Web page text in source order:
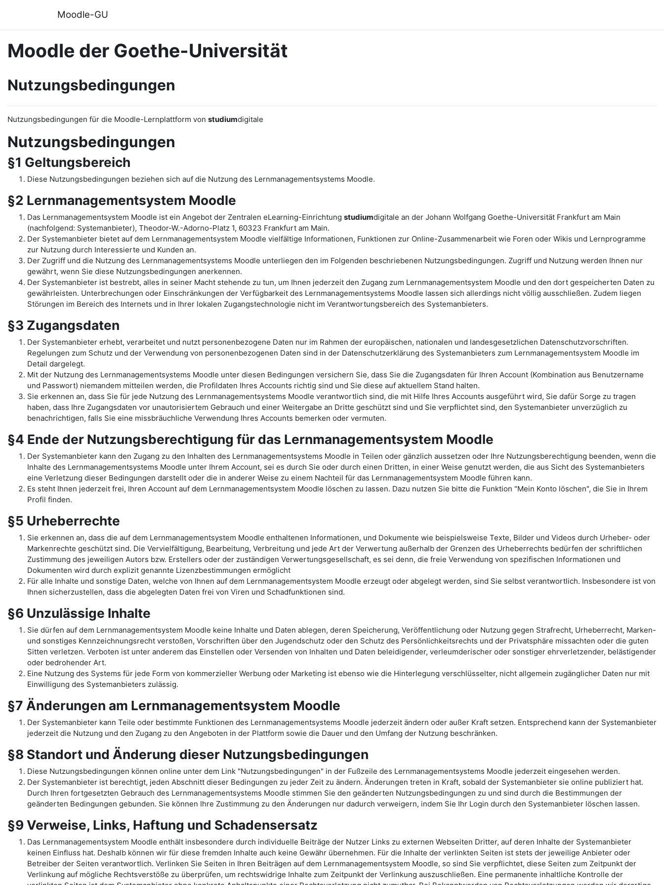
Moodle-GU
Moodle der Goethe-Universität
Nutzungsbedingungen
Nutzungsbedingungen für die Moodle-Lernplattform von studiumdigitale
Nutzungsbedingungen
§1 Geltungsbereich
Diese Nutzungsbedingungen beziehen sich auf die Nutzung des Lernmanagementsystems Moodle.
§2 Lernmanagementsystem Moodle
Das Lernmanagementsystem Moodle ist ein Angebot der Zentralen eLearning-Einrichtung studiumdigitale an der Johann Wolfgang Goethe-Universität Frankfurt am Main
(nachfolgend: Systemanbieter), Theodor-W.-Adorno-Platz 1, 60323 Frankfurt am Main.
Der Systemanbieter bietet auf dem Lernmanagementsystem Moodle vielfältige Informationen, Funktionen zur Online-Zusammenarbeit wie Foren oder Wikis und Lernprogramme
zur Nutzung durch Interessierte und Kunden an.
Der Zugriff und die Nutzung des Lernmanagementsystems Moodle unterliegen den im Folgenden beschriebenen Nutzungsbedingungen. Zugriff und Nutzung werden Ihnen nur
gewährt, wenn Sie diese Nutzungsbedingungen anerkennen.
Der Systemanbieter ist bestrebt, alles in seiner Macht stehende zu tun, um Ihnen jederzeit den Zugang zum Lernmanagementsystem Moodle und den dort gespeicherten Daten zu
gewährleisten. Unterbrechungen oder Einschränkungen der Verfügbarkeit des Lernmanagementsystems Moodle lassen sich allerdings nicht völlig ausschließen. Zudem liegen
Störungen im Bereich des Internets und in Ihrer lokalen Zugangstechnologie nicht im Verantwortungsbereich des Systemanbieters.
§3 Zugangsdaten
Der Systemanbieter erhebt, verarbeitet und nutzt personenbezogene Daten nur im Rahmen der europäischen, nationalen und landesgesetzlichen Datenschutzvorschriften.
Regelungen zum Schutz und der Verwendung von personenbezogenen Daten sind in der Datenschutzerklärung des Systemanbieters zum Lernmanagementsystem Moodle im
Detail dargelegt.
Mit der Nutzung des Lernmanagementsystems Moodle unter diesen Bedingungen versichern Sie, dass Sie die Zugangsdaten für Ihren Account (Kombination aus Benutzername
und Passwort) niemandem mitteilen werden, die Profildaten Ihres Accounts richtig sind und Sie diese auf aktuellem Stand halten.
Sie erkennen an, dass Sie für jede Nutzung des Lernmanagementsystems Moodle verantwortlich sind, die mit Hilfe Ihres Accounts ausgeführt wird, Sie dafür Sorge zu tragen
haben, dass Ihre Zugangsdaten vor unautorisiertem Gebrauch und einer Weitergabe an Dritte geschützt sind und Sie verpflichtet sind, den Systemanbieter unverzüglich zu
benachrichtigen, falls Sie eine missbräuchliche Verwendung Ihres Accounts bemerken oder vermuten.
§4 Ende der Nutzungsberechtigung für das Lernmanagementsystem Moodle
Der Systemanbieter kann den Zugang zu den Inhalten des Lernmanagementsystems Moodle in Teilen oder gänzlich aussetzen oder Ihre Nutzungsberechtigung beenden, wenn die
Inhalte des Lernmanagementsystems Moodle unter Ihrem Account, sei es durch Sie oder durch einen Dritten, in einer Weise genutzt werden, die aus Sicht des Systemanbieters
eine Verletzung dieser Bedingungen darstellt oder die in anderer Weise zu einem Nachteil für das Lernmanagementsystem Moodle führen kann.
Es steht Ihnen jederzeit frei, Ihren Account auf dem Lernmanagementsystem Moodle löschen zu lassen. Dazu nutzen Sie bitte die Funktion "Mein Konto löschen", die Sie in Ihrem
Profil finden.
§5 Urheberrechte
Sie erkennen an, dass die auf dem Lernmanagementsystem Moodle enthaltenen Informationen, und Dokumente wie beispielsweise Texte, Bilder und Videos durch Urheber- oder
Markenrechte geschützt sind. Die Vervielfältigung, Bearbeitung, Verbreitung und jede Art der Verwertung außerhalb der Grenzen des Urheberrechts bedürfen der schriftlichen
Zustimmung des jeweiligen Autors bzw. Erstellers oder der zuständigen Verwertungsgesellschaft, es sei denn, die freie Verwendung von spezifischen Informationen und
Dokumenten wird durch explizit genannte Lizenzbestimmungen ermöglicht
Für alle Inhalte und sonstige Daten, welche von Ihnen auf dem Lernmanagementsystem Moodle erzeugt oder abgelegt werden, sind Sie selbst verantwortlich. Insbesondere ist von
Ihnen sicherzustellen, dass die abgelegten Daten frei von Viren und Schadfunktionen sind.
§6 Unzulässige Inhalte
Sie dürfen auf dem Lernmanagementsystem Moodle keine Inhalte und Daten ablegen, deren Speicherung, Veröffentlichung oder Nutzung gegen Strafrecht, Urheberrecht, Marken-
und sonstiges Kennzeichnungsrecht verstoßen, Vorschriften über den Jugendschutz oder den Schutz des Persönlichkeitsrechts und der Privatsphäre missachten oder die guten
Sitten verletzen. Verboten ist unter anderem das Einstellen oder Versenden von Inhalten und Daten beleidigender, verleumderischer oder sonstiger ehrverletzender, belästigender
oder bedrohender Art.
Eine Nutzung des Systems für jede Form von kommerzieller Werbung oder Marketing ist ebenso wie die Hinterlegung verschlüsselter, nicht allgemein zugänglicher Daten nur mit
Einwilligung des Systemanbieters zulässig.
§7 Änderungen am Lernmanagementsystem Moodle
Der Systemanbieter kann Teile oder bestimmte Funktionen des Lernmanagementsystems Moodle jederzeit ändern oder außer Kraft setzen. Entsprechend kann der Systemanbieter
jederzeit die Nutzung und den Zugang zu den Angeboten in der Plattform sowie die Dauer und den Umfang der Nutzung beschränken.
§8 Standort und Änderung dieser Nutzungsbedingungen
Diese Nutzungsbedingungen können online unter dem Link "Nutzungsbedingungen" in der Fußzeile des Lernmanagementsystems Moodle jederzeit eingesehen werden.
Der Systemanbieter ist berechtigt, jeden Abschnitt dieser Bedingungen zu jeder Zeit zu ändern. Änderungen treten in Kraft, sobald der Systemanbieter sie online publiziert hat.
Durch Ihren fortgesetzten Gebrauch des Lernmanagementsystems Moodle stimmen Sie den geänderten Nutzungsbedingungen zu und sind durch die Bestimmungen der
geänderten Bedingungen gebunden. Sie können Ihre Zustimmung zu den Änderungen nur dadurch verweigern, indem Sie Ihr Login durch den Systemanbieter löschen lassen.
§9 Verweise, Links, Haftung und Schadensersatz
Das Lernmanagementsystem Moodle enthält insbesondere durch individuelle Beiträge der Nutzer Links zu externen Webseiten Dritter, auf deren Inhalte der Systemanbieter
keinen Einfluss hat. Deshalb können wir für diese fremden Inhalte auch keine Gewähr übernehmen. Für die Inhalte der verlinkten Seiten ist stets der jeweilige Anbieter oder
Betreiber der Seiten verantwortlich. Verlinken Sie Seiten in Ihren Beiträgen auf dem Lernmanagementsystem Moodle, so sind Sie verpflichtet, diese Seiten zum Zeitpunkt der
Verlinkung auf mögliche Rechtsverstöße zu überprüfen, um rechtswidrige Inhalte zum Zeitpunkt der Verlinkung auszuschließen. Eine permanente inhaltliche Kontrolle der